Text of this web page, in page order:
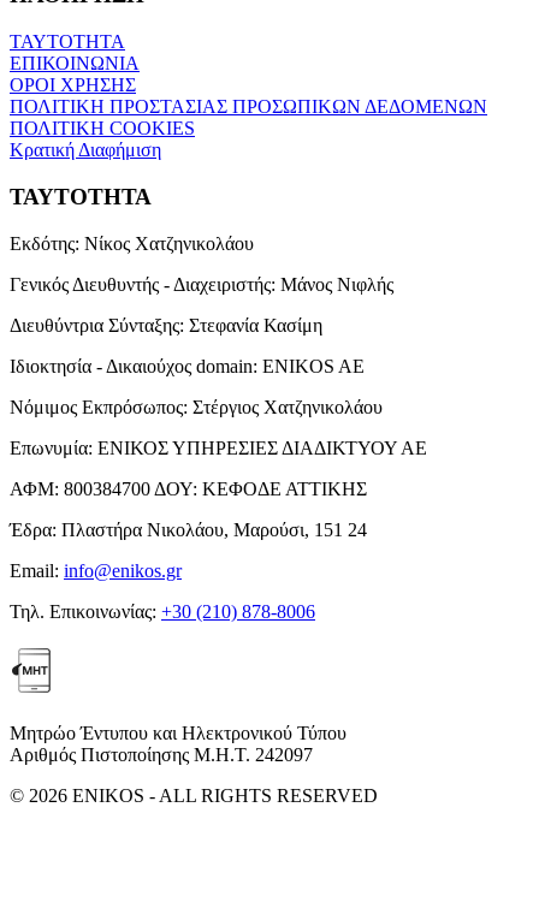
ΤΑΥΤΟΤΗΤΑ
ΕΠΙΚΟΙΝΩΝΙΑ
ΟΡΟΙ ΧΡΗΣΗΣ
ΠΟΛΙΤΙΚΗ ΠΡΟΣΤΑΣΙΑΣ ΠΡΟΣΩΠΙΚΩΝ ΔΕΔΟΜΕΝΩΝ
ΠΟΛΙΤΙΚΗ COOKIES
Κρατική Διαφήμιση
ΤΑΥΤΟΤΗΤΑ
Εκδότης: Νίκος Χατζηνικολάου
Γενικός Διευθυντής - Διαχειριστής: Μάνος Νιφλής
Διευθύντρια Σύνταξης: Στεφανία Κασίμη
Ιδιοκτησία - Δικαιούχος domain: ENIKOS AE
Νόμιμος Εκπρόσωπος: Στέργιος Χατζηνικολάου
Επωνυμία: ΕΝΙΚΟΣ ΥΠΗΡΕΣΙΕΣ ΔΙΑΔΙΚΤΥΟΥ ΑΕ
ΑΦΜ: 800384700 ΔΟΥ: ΚΕΦΟΔΕ ΑΤΤΙΚΗΣ
Έδρα: Πλαστήρα Νικολάου, Μαρούσι, 151 24
Email: info@enikos.gr
Τηλ. Επικοινωνίας: +30 (210) 878-8006
Μητρώο Έντυπου και Ηλεκτρονικού Τύπου
Αριθμός Πιστοποίησης Μ.Η.Τ. 242097
© 2026 ENIKOS - ALL RIGHTS RESERVED